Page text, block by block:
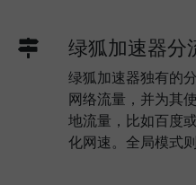
绿狐加速器分
绿狐加速器独有的
网络流量，并为其
地流量，比如百度
化网速。全局模式